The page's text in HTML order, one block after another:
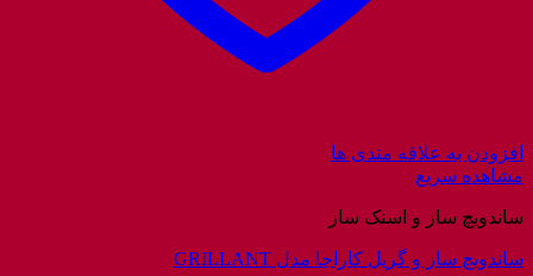
افزودن به علاقه مندی ها
مشاهده سریع
ساندویچ ساز و اسنک ساز
ساندویچ ساز و گریل کاراجا مدل GRILLANT